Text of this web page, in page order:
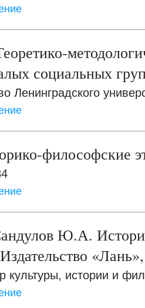
социальных
Ленинградского
философские
Ю.А.
истории и